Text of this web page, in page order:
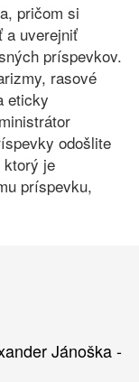
pričom si
a uverejniť
príspevkov.
rasové
eticky
odošlite
ktorý je
príspevku,
Jánoška -